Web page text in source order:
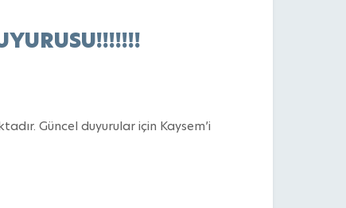
Güncel duyurular için Kaysem’i